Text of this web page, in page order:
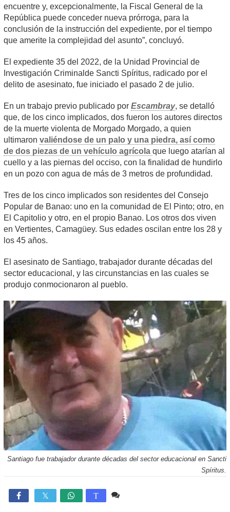
encuentre y, excepcionalmente, la Fiscal General de la
República puede conceder nueva prórroga, para la
conclusión de la instrucción del expediente, por el tiempo
que amerite la complejidad del asunto”, concluyó.
El expediente 35 del 2022, de la Unidad Provincial de
Investigación Criminalde Sancti Spíritus, radicado por el
delito de asesinato, fue iniciado el pasado 2 de julio.
En un trabajo previo publicado porEscambray, se detalló
que, de los cinco implicados, dos fueron los autores directos
de la muerte violenta de Morgado Morgado, a quien
ultimaronvaliéndose de un palo y una piedra, así como
de dos piezas de un vehículo agrícolaque luego atarían al
cuello y a las piernas del occiso, con la finalidad de hundirlo
en un pozo con agua de más de 3 metros de profundidad.
Tres de los cinco implicados son residentes del Consejo
Popular de Banao: uno en la comunidad de El Pinto; otro, en
El Capitolio y otro, en el propio Banao. Los otros dos viven
en Vertientes, Camagüey. Sus edades oscilan entre los 28 y
los 45 años.
El asesinato de Santiago, trabajador durante décadas del
sector educacional, y las circunstancias en las cuales se
produjo conmocionaron al pueblo.
Santiago fue trabajador durante décadas del sector educacional en Sancti
Spíritus.
 T